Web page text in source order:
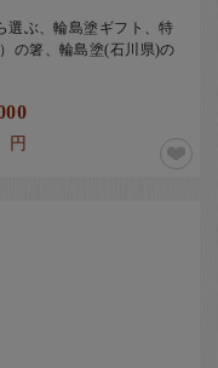
選ぶ、輪島塗ギフト、特
の箸、輪島塗(石川県)の
円